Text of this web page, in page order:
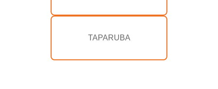
TAPARUBA